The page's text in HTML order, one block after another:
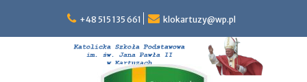
content
+48 515 135 661 klokartuzy@wp.pl